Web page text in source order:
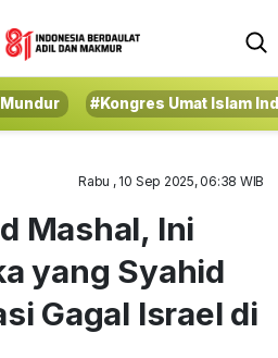
#Kongres Umat Islam
Rabu , 10 Sep 2025, 06:38 WIB
Mashal, Ini
yang Syahid
Gagal Israel di